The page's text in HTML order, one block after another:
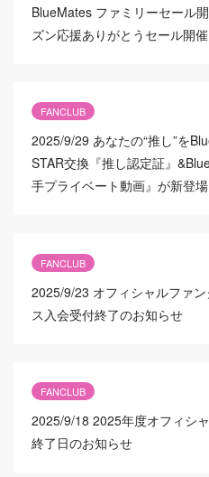
BlueMates ファミリーセール
ズン応援ありがとうセール開催
FANCLUB
2025/9/29 あなたの“推し”を
STAR交換『推し認定証』
手プライベート動画』が新登場
FANCLUB
2025/9/23 オフィシャルファ
ス入会受付終了のお知らせ
FANCLUB
2025/9/18 2025年度オフィシ
終了日のお知らせ